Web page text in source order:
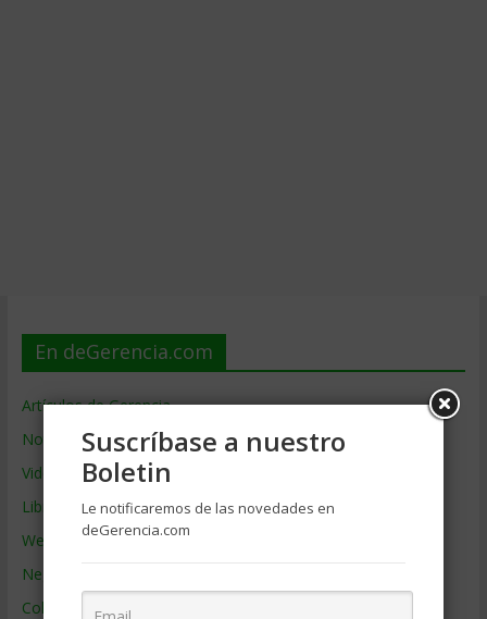
En deGerencia.com
Artículos de Gerencia
Noticias de Gerencia
Videos de Gerencia
Libros de Gerencia
Webs de Gerencia
Negocios por País
Colaboradores de Gerencia
Suscríbase a nuestro
Boletin
Le notificaremos de las novedades en
deGerencia.com